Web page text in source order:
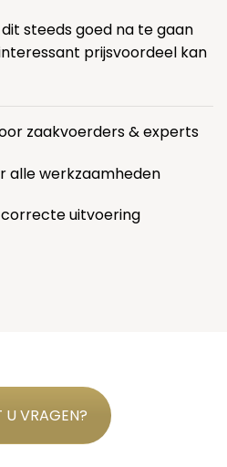
steeds goed na te gaan
prijsvoordeel kan
zaakvoerders & experts
alle werkzaamheden
correcte uitvoering
U VRAGEN?